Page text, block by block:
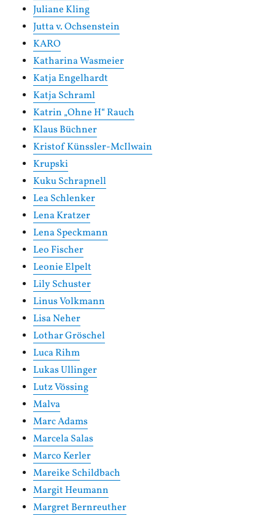
Juliane Kling
Jutta v. Ochsenstein
KARO
Katharina Wasmeier
Katja Engelhardt
Katja Schraml
Katrin „Ohne H“ Rauch
Klaus Büchner
Kristof Künssler-McIlwain
Krupski
Kuku Schrapnell
Lea Schlenker
Lena Kratzer
Lena Speckmann
Leo Fischer
Leonie Elpelt
Lily Schuster
Linus Volkmann
Lisa Neher
Lothar Gröschel
Luca Rihm
Lukas Ullinger
Lutz Vössing
Malva
Marc Adams
Marcela Salas
Marco Kerler
Mareike Schildbach
Margit Heumann
Margret Bernreuther